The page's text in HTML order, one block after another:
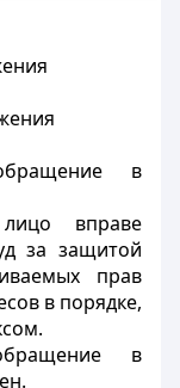
в
вправе
за защитой
прав
в порядке,
в